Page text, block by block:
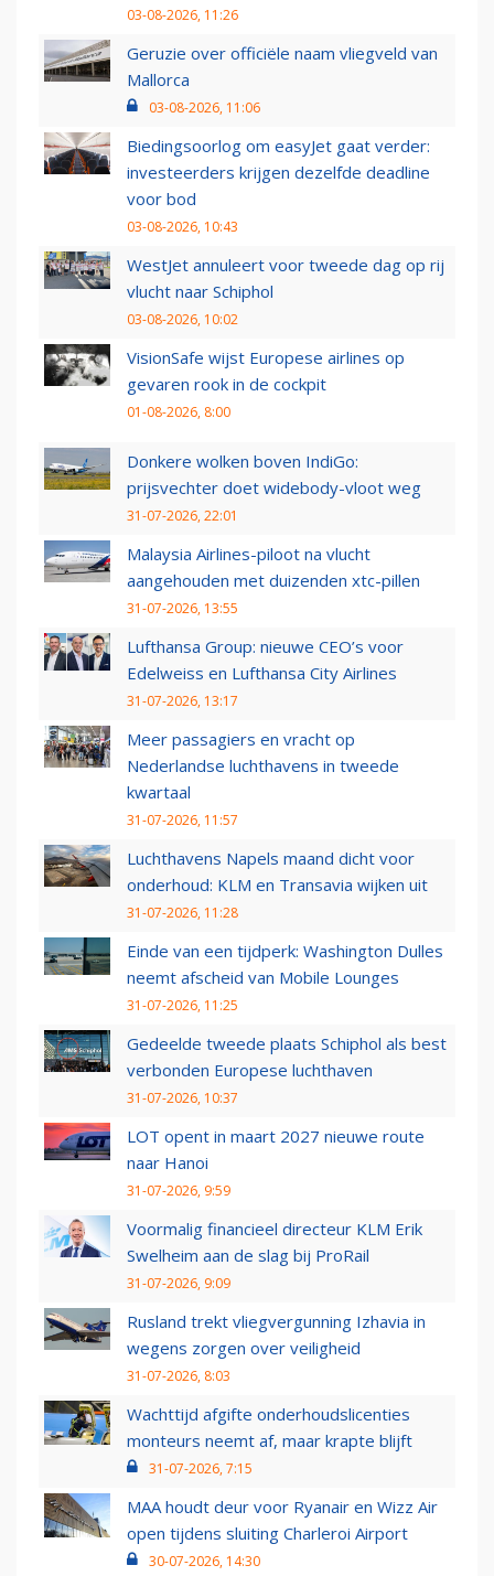
03-08-2026, 11:26
Geruzie over officiële naam vliegveld van
Mallorca
03-08-2026, 11:06
Biedingsoorlog om easyJet gaat verder:
investeerders krijgen dezelfde deadline
voor bod
03-08-2026, 10:43
WestJet annuleert voor tweede dag op rij
vlucht naar Schiphol
03-08-2026, 10:02
VisionSafe wijst Europese airlines op
gevaren rook in de cockpit
01-08-2026, 8:00
Donkere wolken boven IndiGo:
prijsvechter doet widebody-vloot weg
31-07-2026, 22:01
Malaysia Airlines-piloot na vlucht
aangehouden met duizenden xtc-pillen
31-07-2026, 13:55
Lufthansa Group: nieuwe CEO’s voor
Edelweiss en Lufthansa City Airlines
31-07-2026, 13:17
Meer passagiers en vracht op
Nederlandse luchthavens in tweede
kwartaal
31-07-2026, 11:57
Luchthavens Napels maand dicht voor
onderhoud: KLM en Transavia wijken uit
31-07-2026, 11:28
Einde van een tijdperk: Washington Dulles
neemt afscheid van Mobile Lounges
31-07-2026, 11:25
Gedeelde tweede plaats Schiphol als best
verbonden Europese luchthaven
31-07-2026, 10:37
LOT opent in maart 2027 nieuwe route
naar Hanoi
31-07-2026, 9:59
Voormalig financieel directeur KLM Erik
Swelheim aan de slag bij ProRail
31-07-2026, 9:09
Rusland trekt vliegvergunning Izhavia in
wegens zorgen over veiligheid
31-07-2026, 8:03
Wachttijd afgifte onderhoudslicenties
monteurs neemt af, maar krapte blijft
31-07-2026, 7:15
MAA houdt deur voor Ryanair en Wizz Air
open tijdens sluiting Charleroi Airport
30-07-2026, 14:30